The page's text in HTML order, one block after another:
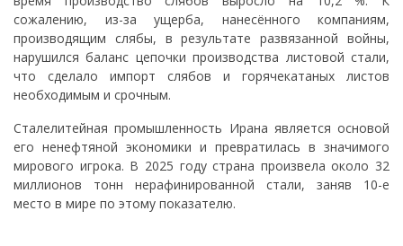
сожалению, из-за ущерба, нанесённого компаниям,
производящим слябы, в результате развязанной войны,
нарушился баланс цепочки производства листовой стали,
что сделало импорт слябов и горячекатаных листов
необходимым и срочным.
Сталелитейная промышленность Ирана является основой
его ненефтяной экономики и превратилась в значимого
мирового игрока. В 2025 году страна произвела около 32
миллионов тонн нерафинированной стали, заняв 10-е
место в мире по этому показателю.